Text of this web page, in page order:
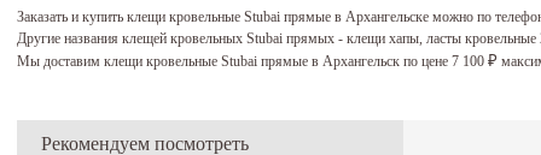
Заказать и купить клещи кровельные Stubai прямые в Архангельске можно по
Другие названия клещей кровельных Stubai прямых - клещи хапы, ласты
Мы доставим клещи кровельные Stubai прямые в Архангельск по цене 7 100 ₽
Рекомендуем посмотреть